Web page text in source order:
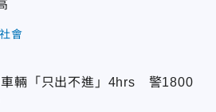
社會
車輛「只出不進」4hrs 警1800